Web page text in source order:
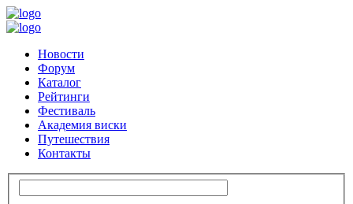
Новости
Форум
Каталог
Рейтинги
Фестиваль
Академия виски
Путешествия
Контакты